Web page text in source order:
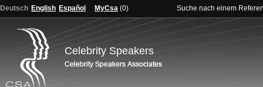
Deutsch English Español MyCsa (0) Suche nach einem
Celebrity Speakers